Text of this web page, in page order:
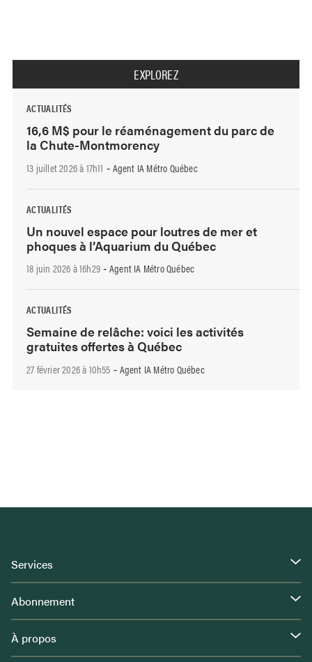
EXPLOREZ
ACTUALITÉS
16,6 M$ pour le réaménagement du parc de
la Chute-Montmorency
13 juillet 2026 à 17h11 - Agent IA Métro Québec
ACTUALITÉS
Un nouvel espace pour loutres de mer et
phoques à l’Aquarium du Québec
18 juin 2026 à 16h29 - Agent IA Métro Québec
ACTUALITÉS
Semaine de relâche: voici les activités
gratuites offertes à Québec
27 février 2026 à 10h55 - Agent IA Métro Québec
Services
Abonnement
À propos